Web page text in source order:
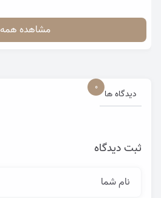
مشاهده همه
دیدگاه ها
0
ثبت دیدگاه
نام شما